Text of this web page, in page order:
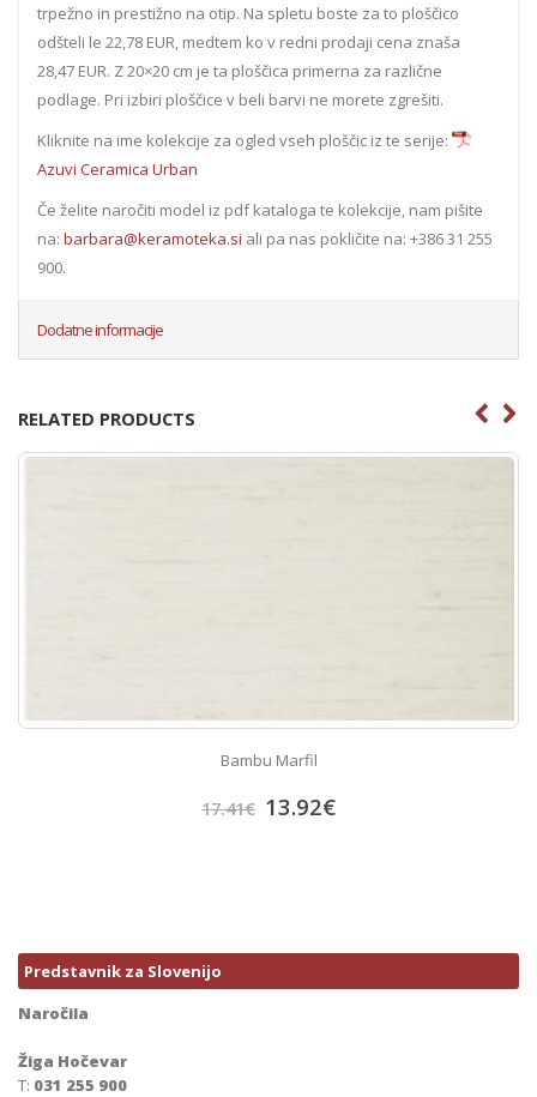
trpežno in prestižno na otip. Na spletu boste za to ploščico
odšteli le 22,78 EUR, medtem ko v redni prodaji cena znaša
28,47 EUR. Z 20×20 cm je ta ploščica primerna za različne
podlage. Pri izbiri ploščice v beli barvi ne morete zgrešiti.
Kliknite na ime kolekcije za ogled vseh ploščic iz te serije:
Azuvi Ceramica Urban
Če želite naročiti model iz pdf kataloga te kolekcije, nam pišite
na: barbara@keramoteka.si ali pa nas pokličite na: +386 31 255
900.
Dodatne informacije
RELATED PRODUCTS
Bambu Marfil
17.41€ 13.92€
Predstavnik za Slovenijo
Naročila
Žiga Hočevar
T: 031 255 900